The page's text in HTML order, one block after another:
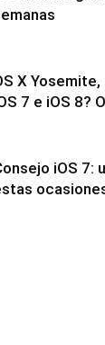
X
7 e iOS 8?
iOS 7: